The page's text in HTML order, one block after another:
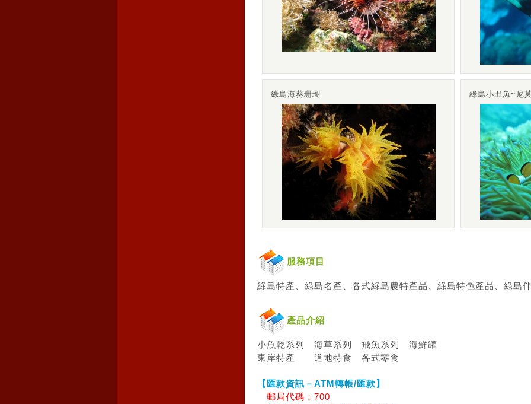
綠島海葵珊瑚 綠島小丑魚~尼
服務項目
綠島特產、 綠島名產、各式綠島農特產品、 綠島特色產品、 綠島
產品介紹
小魚乾系列 海草系列 飛魚系列 海鮮罐
東岸特產 道地特食 各式零食
【匯款資訊－ATM轉帳/匯款】
郵局代碼：700